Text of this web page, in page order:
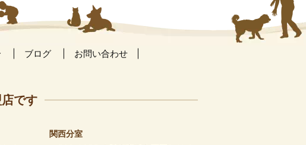
ブログ お問い合わせ
です
関西分室